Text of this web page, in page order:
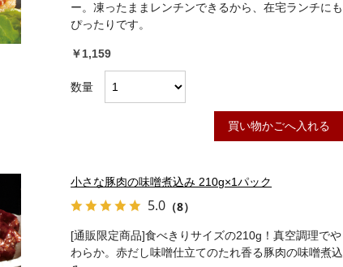
ー。凍ったままレンチンできるから、在宅ランチにも
ぴったりです。
￥1,159
数量
買い物かごへ入れる
小さな豚肉の味噌煮込み 210g×1パック
5.0 （8）
[通販限定商品]食べきりサイズの210g！真空調理でや
わらか。赤だし味噌仕立てのたれ香る豚肉の味噌煮込